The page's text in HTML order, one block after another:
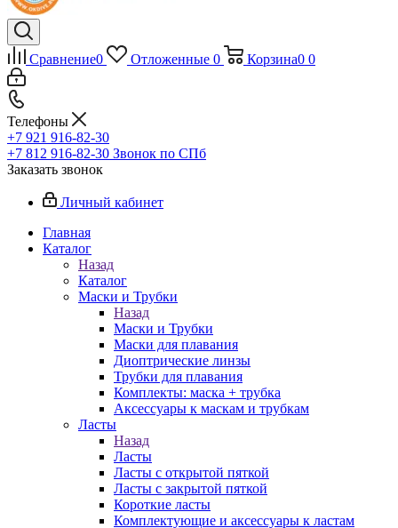
Сравнение0 Отложенные 0 Корзина0 0
Телефоны
+7 921 916-82-30
+7 812 916-82-30 Звонок по СПб
Заказать звонок
Личный кабинет
Главная
Каталог
Назад
Каталог
Маски и Трубки
Назад
Маски и Трубки
Маски для плавания
Диоптрические линзы
Трубки для плавания
Комплекты: маска + трубка
Аксессуары к маскам и трубкам
Ласты
Назад
Ласты
Ласты с открытой пяткой
Ласты с закрытой пяткой
Короткие ласты
Комплектующие и аксессуары к ластам